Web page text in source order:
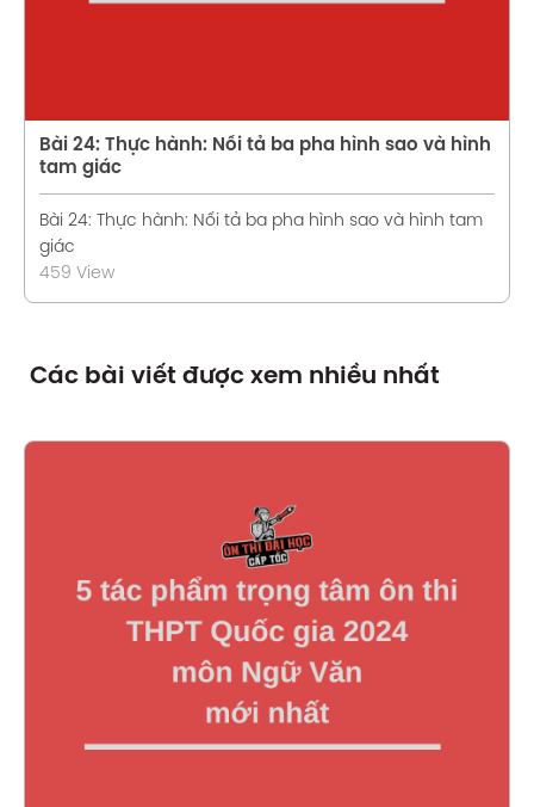
Bài 24: Thực hành: Nối tả ba pha hình sao và hình
tam giác
Bài 24: Thực hành: Nối tả ba pha hình sao và hình tam
giác
459 View
Các bài viết được xem nhiều nhất
Xem chi tiết